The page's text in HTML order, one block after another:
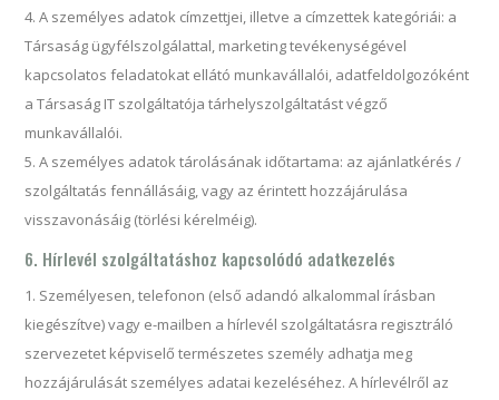
A személyes adatok címzettjei, illetve a címzettek kategóriái: a
Társaság ügyfélszolgálattal, marketing tevékenységével
kapcsolatos feladatokat ellátó munkavállalói, adatfeldolgozóként
a Társaság IT szolgáltatója tárhelyszolgáltatást végző
munkavállalói.
A személyes adatok tárolásának időtartama: az ajánlatkérés /
szolgáltatás fennállásáig, vagy az érintett hozzájárulása
visszavonásáig (törlési kérelméig).
6. Hírlevél szolgáltatáshoz kapcsolódó adatkezelés
Személyesen, telefonon (első adandó alkalommal írásban
kiegészítve) vagy e-mailben a hírlevél szolgáltatásra regisztráló
szervezetet képviselő természetes személy adhatja meg
hozzájárulását személyes adatai kezeléséhez. A hírlevélről az